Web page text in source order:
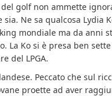
golf non ammette
sia. Ne sa qualcosa Lydia
mondiale ma da anni
La Ko si è presa ben
del LPGA.
Peccato che sul
proette ad aver